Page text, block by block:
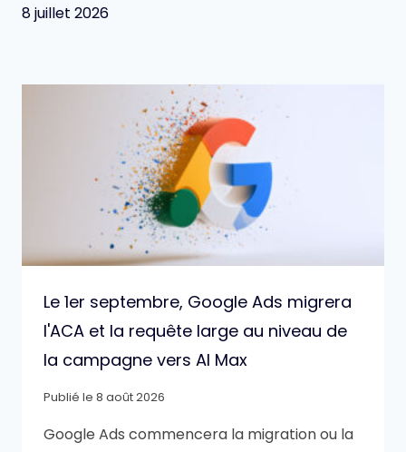
8 juillet 2026
Le 1er septembre, Google Ads migrera
l'ACA et la requête large au niveau de
la campagne vers AI Max
Publié le 8 août 2026
Google Ads commencera la migration ou la